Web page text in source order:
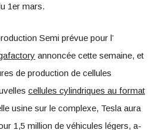
1er mars.
Semi prévue pour l’
annoncée cette semaine, et
de production de cellules
cellules cylindriques au format
usine sur le complexe, Tesla aura
1,5 million de véhicules légers, a-